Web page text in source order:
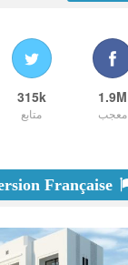
1.9M
معجب
315k
متابع